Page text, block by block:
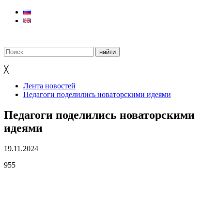
╳
Лента новостей
Педагоги поделились новаторскими идеями
Педагоги поделились новаторскими
идеями
19.11.2024
955